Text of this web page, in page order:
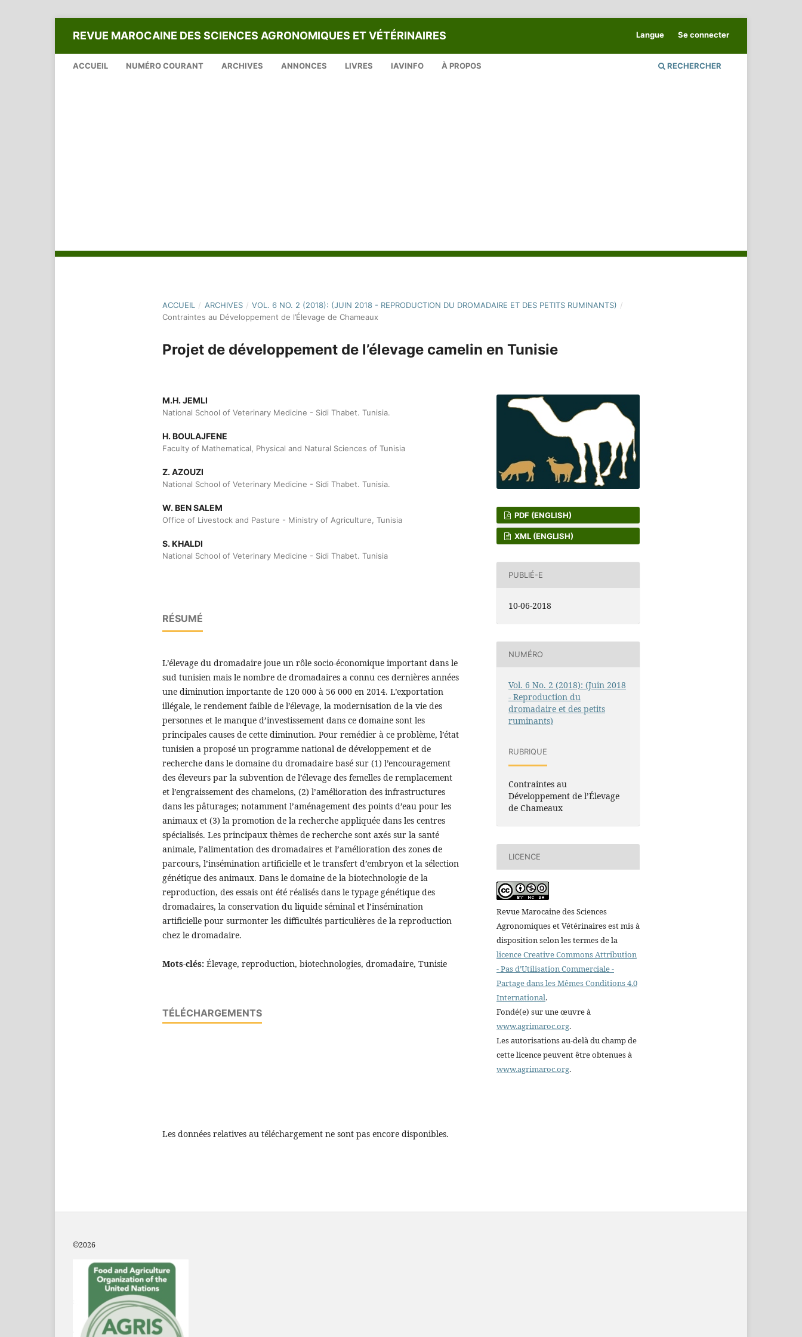
REVUE MAROCAINE DES SCIENCES AGRONOMIQUES ET VÉTÉRINAIRES
ACCUEIL NUMÉRO COURANT ARCHIVES ANNONCES LIVRES IAVINFO À PROPOS RECHERCHER
Langue Se connecter
ACCUEIL / ARCHIVES / VOL. 6 NO. 2 (2018): (JUIN 2018 - REPRODUCTION DU DROMADAIRE ET DES PETITS RUMINANTS) /
Contraintes au Développement de l’Élevage de Chameaux
Projet de développement de l’élevage camelin en Tunisie
M.H. JEMLI
National School of Veterinary Medicine - Sidi Thabet. Tunisia.
H. BOULAJFENE
Faculty of Mathematical, Physical and Natural Sciences of Tunisia
Z. AZOUZI
National School of Veterinary Medicine - Sidi Thabet. Tunisia.
W. BEN SALEM
Office of Livestock and Pasture - Ministry of Agriculture, Tunisia
S. KHALDI
National School of Veterinary Medicine - Sidi Thabet. Tunisia
RÉSUMÉ
L’élevage du dromadaire joue un rôle socio-économique important dans le
sud tunisien mais le nombre de dromadaires a connu ces dernières années
une diminution importante de 120 000 à 56 000 en 2014. L’exportation
illégale, le rendement faible de l’élevage, la modernisation de la vie des
personnes et le manque d’investissement dans ce domaine sont les
principales causes de cette diminution. Pour remédier à ce problème, l’état
tunisien a proposé un programme national de développement et de
recherche dans le domaine du dromadaire basé sur (1) l’encouragement
des éleveurs par la subvention de l’élevage des femelles de remplacement
et l’engraissement des chamelons, (2) l’amélioration des infrastructures
dans les pâturages; notamment l’aménagement des points d’eau pour les
animaux et (3) la promotion de la recherche appliquée dans les centres
spécialisés. Les principaux thèmes de recherche sont axés sur la santé
animale, l’alimentation des dromadaires et l’amélioration des zones de
parcours, l’insémination artificielle et le transfert d’embryon et la sélection
génétique des animaux. Dans le domaine de la biotechnologie de la
reproduction, des essais ont été réalisés dans le typage génétique des
dromadaires, la conservation du liquide séminal et l’insémination
artificielle pour surmonter les difficultés particulières de la reproduction
chez le dromadaire.
Mots-clés: Élevage, reproduction, biotechnologies, dromadaire, Tunisie
TÉLÉCHARGEMENTS
Les données relatives au téléchargement ne sont pas encore disponibles.
PDF (ENGLISH)
XML (ENGLISH)
PUBLIÉ-E
10-06-2018
NUMÉRO
Vol. 6 No. 2 (2018): (Juin 2018
- Reproduction du
dromadaire et des petits
ruminants)
RUBRIQUE
Contraintes au
Développement de l’Élevage
de Chameaux
LICENCE
Revue Marocaine des Sciences
Agronomiques et Vétérinaires est mis à
disposition selon les termes de la
licence Creative Commons Attribution
- Pas d’Utilisation Commerciale -
Partage dans les Mêmes Conditions 4.0
International.
Fondé(e) sur une œuvre à
www.agrimaroc.org.
Les autorisations au-delà du champ de
cette licence peuvent être obtenues à
www.agrimaroc.org.
©2026